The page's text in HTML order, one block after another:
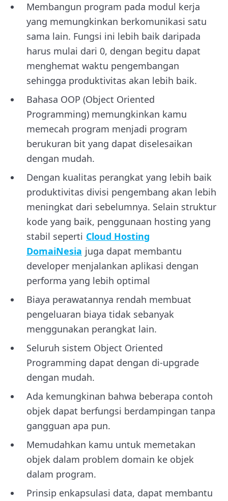
Membangun program pada modul kerja
yang memungkinkan berkomunikasi satu
sama lain. Fungsi ini lebih baik daripada
harus mulai dari 0, dengan begitu dapat
menghemat waktu pengembangan
sehingga produktivitas akan lebih baik.
Bahasa OOP (Object Oriented
Programming) memungkinkan kamu
memecah program menjadi program
berukuran bit yang dapat diselesaikan
dengan mudah.
Dengan kualitas perangkat yang lebih baik
produktivitas divisi pengembang akan lebih
meningkat dari sebelumnya. Selain struktur
kode yang baik, penggunaan hosting yang
stabil seperti Cloud Hosting
DomaiNesia juga dapat membantu
developer menjalankan aplikasi dengan
performa yang lebih optimal
Biaya perawatannya rendah membuat
pengeluaran biaya tidak sebanyak
menggunakan perangkat lain.
Seluruh sistem Object Oriented
Programming dapat dengan di-upgrade
dengan mudah.
Ada kemungkinan bahwa beberapa contoh
objek dapat berfungsi berdampingan tanpa
gangguan apa pun.
Memudahkan kamu untuk memetakan
objek dalam problem domain ke objek
dalam program.
Prinsip enkapsulasi data, dapat membantu